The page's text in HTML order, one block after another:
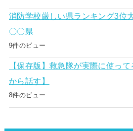
消防学校厳しい県ランキング3位
〇〇県
9件のビュー
【保存版】救急隊が実際に使っ
から話す】
8件のビュー